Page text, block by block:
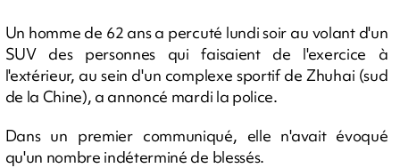
Un homme de 62 ans a percuté lundi soir au volant d'un
SUV des personnes qui faisaient de l'exercice à
l'extérieur, au sein d'un complexe sportif de Zhuhai (sud
de la Chine), a annoncé mardi la police.
Dans un premier communiqué, elle n'avait évoqué
qu'un nombre indéterminé de blessés.